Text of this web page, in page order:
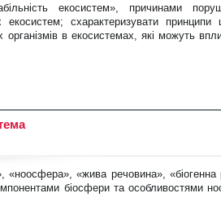
екосистем», причинами
схарактеризувати принципи
в екосистемах, які можуть
«ноосфера», «жива речовина», «біогенна
біосфери та особливостями